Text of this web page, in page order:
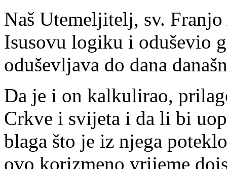
Naš Utemeljitelj, sv.
Isusovu logiku i oduševio
oduševljava do dana
Da je i on kalkulirao,
Crkve i svijeta i da li bi
blaga što je iz njega
ovo korizmeno vrijeme